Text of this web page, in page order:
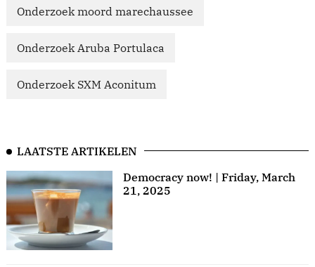
Onderzoek moord marechaussee
Onderzoek Aruba Portulaca
Onderzoek SXM Aconitum
LAATSTE ARTIKELEN
Democracy now! | Friday, March
21, 2025